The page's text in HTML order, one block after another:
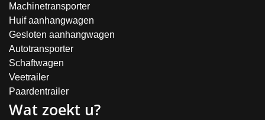
Machinetransporter
Huif aanhangwagen
Gesloten aanhangwagen
Autotransporter
Schaftwagen
Veetrailer
Paardentrailer
Wat zoekt u?